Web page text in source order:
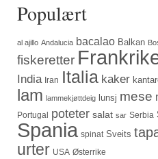
Populært
al ajillo Andalucia bacalao Balkan
fiskeretter
India Iran Italia kaker
lam lammekjøttdeig lunsj mese
Portugal poteter salat sar Serbia
Spania spinat Sveits
urter USA Østerrike